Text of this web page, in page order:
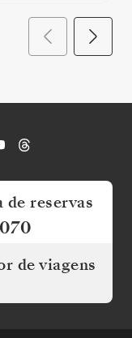
de reservas
de viagens